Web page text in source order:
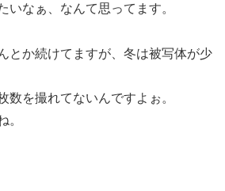
いなぁ、なんて思ってます。
とか続けてますが、冬は被写体が少
数を撮れてないんですよぉ。
。